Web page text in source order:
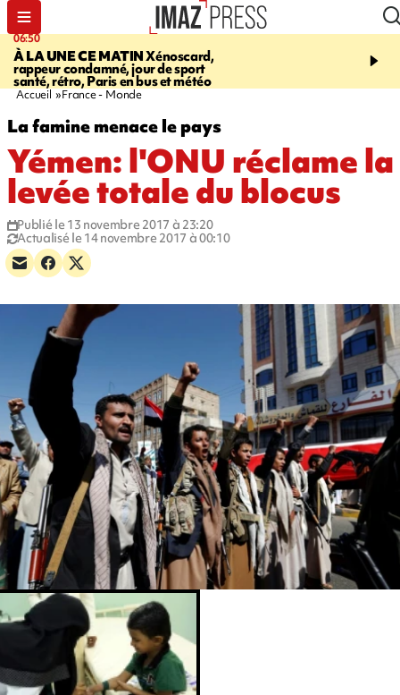
06:50
À LA UNE CE MATINXénoscard,
rappeur condamné, jour de sport
santé, rétro, Paris en bus et météo
08:53
Jour de
2026 - bouger,
Accueil France - Monde
La famine menace le pays
Yémen: l'ONU réclame la
levée totale du blocus
Publié le 13 novembre 2017 à 23:20
Actualisé le 14 novembre 2017 à 00:10